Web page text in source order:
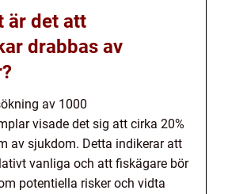
är det att
drabbas av
av 1000
visade det sig att cirka 20%
av sjukdom. Detta indikerar att
vanliga och att fiskägare bör
potentiella risker och vidta